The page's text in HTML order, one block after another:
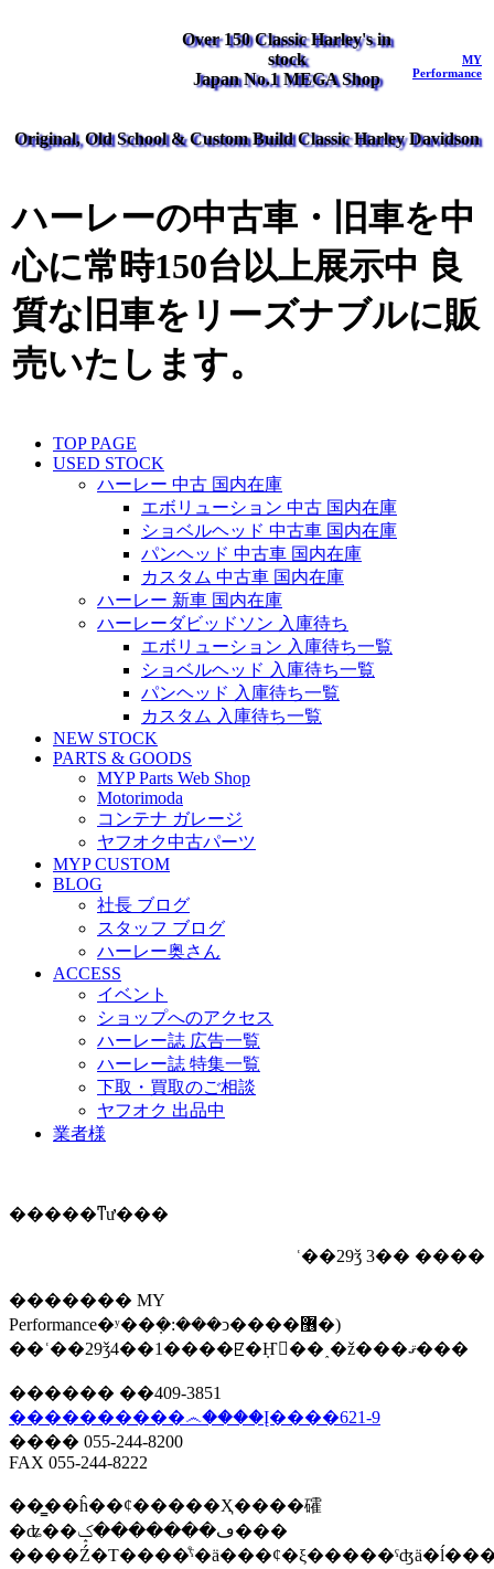
Over 150 Classic Harley's in
stock
Japan No.1 MEGA Shop
MY
Performance
Original, Old School & Custom Build Classic Harley Davidson
ハーレーの中古車・旧車を中
心に常時150台以上展示中 良
質な旧車をリーズナブルに販
売いたします。
TOP PAGE
USED STOCK
ハーレー 中古 国内在庫
エボリューション 中古 国内在庫
ショベルヘッド 中古車 国内在庫
パンヘッド 中古車 国内在庫
カスタム 中古車 国内在庫
ハーレー 新車 国内在庫
ハーレーダビッドソン 入庫待ち
エボリューション 入庫待ち一覧
ショベルヘッド 入庫待ち一覧
パンヘッド 入庫待ち一覧
カスタム 入庫待ち一覧
NEW STOCK
PARTS & GOODS
MYP Parts Web Shop
Motorimoda
コンテナ ガレージ
ヤフオク中古パーツ
MYP CUSTOM
BLOG
社長 ブログ
スタッフ ブログ
ハーレー奥さん
ACCESS
イベント
ショップへのアクセス
ハーレー誌 広告一覧
ハーレー誌 特集一覧
下取・買取のご相談
ヤフオク 出品中
業者様
�����ͳư���
ʿ��29ǯ 3�� ����
������� MY
Performance�ʸ��ܼ�:���ͻ����޶�)
��ʿ��29ǯ4��1����ꡢ�ܼҤ򲼵��˰�ž���ޤ���
������ ��409-3851
����������෴����Į����621-9
���� 055-244-8200
FAX 055-244-8222
��̳��ĥ��ȼ�����Ҳ����礭
�ʥ��ڡ�������ݤ���